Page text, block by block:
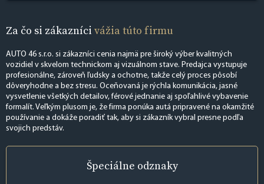
Za čo si zákazníci vážia túto firmu
AUTO 46 s.r.o. si zákazníci cenia najmä pre široký výber kvalitných
vozidiel v skvelom technickom aj vizuálnom stave. Predajca vystupuje
profesionálne, zároveň ľudsky a ochotne, takže celý proces pôsobí
dôveryhodne a bez stresu. Oceňovaná je rýchla komunikácia, jasné
vysvetlenie všetkých detailov, férové jednanie aj spoľahlivé vybavenie
formalít. Veľkým plusom je, že firma ponúka autá pripravené na okamžité
používanie a dokáže poradiť tak, aby si zákazník vybral presne podľa
svojich predstáv.
Špeciálne odznaky